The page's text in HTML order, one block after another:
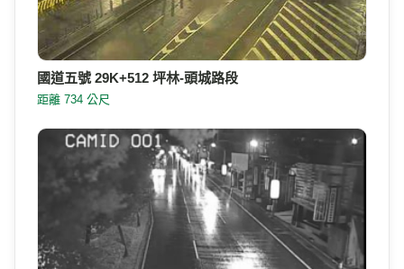
國道五號 29K+512 坪林-頭城路段
距離 734 公尺